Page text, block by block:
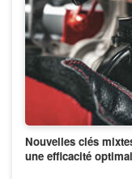
Nouvelles clés
une efficacité